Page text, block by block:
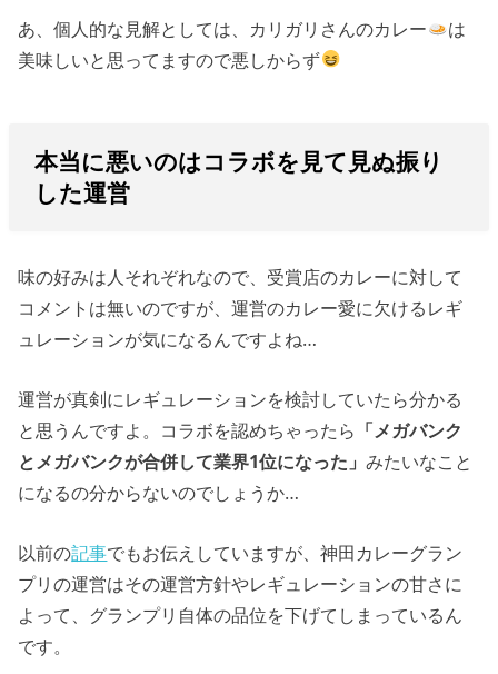
あ、個人的な見解としては、カリガリさんのカレー
は
美味しいと思ってますので悪しからず
本当に悪いのはコラボを見て見ぬ振り
した運営
味の好みは人それぞれなので、受賞店のカレーに対して
コメントは無いのですが、運営のカレー愛に欠けるレギ
ュレーションが気になるんですよね…
運営が真剣にレギュレーションを検討していたら分かる
と思うんですよ。コラボを認めちゃったら 「メガバンク
とメガバンクが合併して業界1位になった」みたいなこと
になるの分からないのでしょうか…
以前の記事でもお伝えしていますが、神田カレーグラン
プリの運営はその運営方針やレギュレーションの甘さに
よって、グランプリ自体の品位を下げてしまっているん
です。